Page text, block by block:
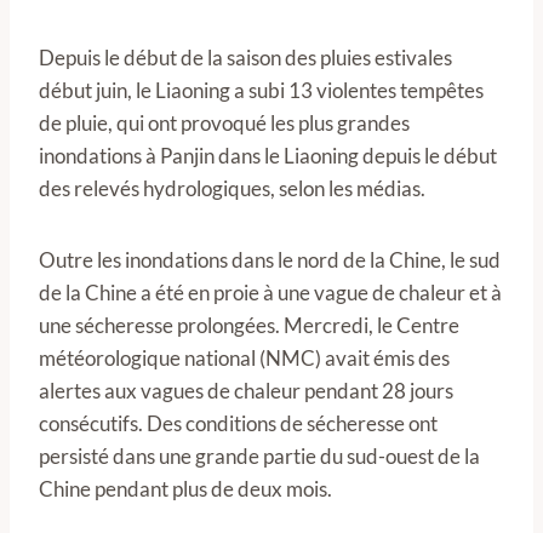
Depuis le début de la saison des pluies estivales
début juin, le Liaoning a subi 13 violentes tempêtes
de pluie, qui ont provoqué les plus grandes
inondations à Panjin dans le Liaoning depuis le début
des relevés hydrologiques, selon les médias.
Outre les inondations dans le nord de la Chine, le sud
de la Chine a été en proie à une vague de chaleur et à
une sécheresse prolongées. Mercredi, le Centre
météorologique national (NMC) avait émis des
alertes aux vagues de chaleur pendant 28 jours
consécutifs. Des conditions de sécheresse ont
persisté dans une grande partie du sud-ouest de la
Chine pendant plus de deux mois.